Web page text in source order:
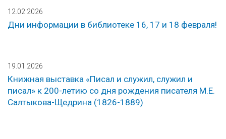
12.02.2026
Дни информации в библиотеке 16, 17 и 18 февраля!
19.01.2026
Книжная выставка «Писал и служил, служил и
писал» к 200-летию со дня рождения писателя М.Е.
Салтыкова-Щедрина (1826-1889)